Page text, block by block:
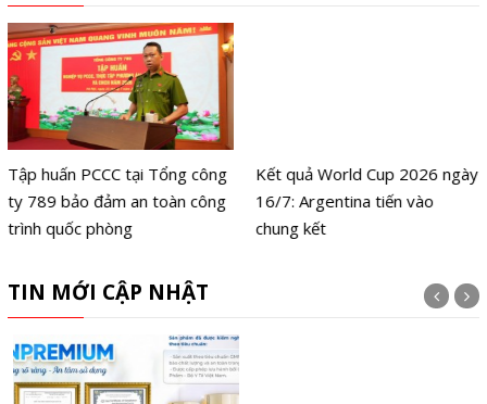
Tập huấn PCCC tại Tổng công
ty 789 bảo đảm an toàn công
trình quốc phòng
Kết quả World Cup 2026 ngày
16/7: Argentina tiến vào
chung kết
TIN MỚI CẬP NHẬT